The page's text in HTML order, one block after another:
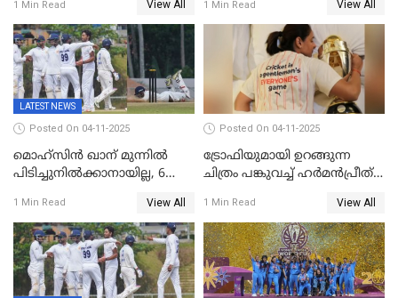
1 Min Read View All
വിൻഡീസിന് ജയം
1 Min Read View All
LATEST NEWS
Posted On 04-11-2025
മൊഹ്സിൻ ഖാന് മുന്നിൽ
പിടിച്ചുനിൽക്കാനായില്ല, 6
കേരളത്തിന് ഇന്നിംഗ്സ്
തോല്‍വി
1 Min Read View All
Posted On 04-11-2025
ട്രോഫിയുമായി ഉറങ്ങുന്ന
ചിത്രം പങ്കുവച്ച് ഹര്‍മന്‍പ്രീത്
1 Min Read View All